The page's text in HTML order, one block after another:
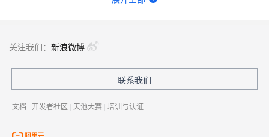
请问这里的延迟是什么含义？可以通过什么方式优化？
数据服务报429请求次数过多咋办呀
关注我们： 新浪微博
联系我们
文档 | 开发者社区 | 天池大赛 | 培训与认证